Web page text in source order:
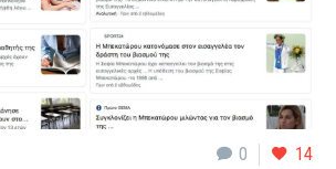
0 14